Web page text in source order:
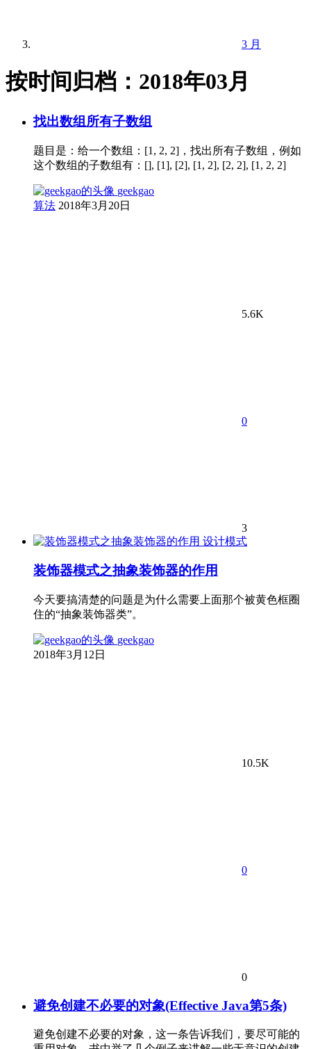
3 月
按时间归档：2018年03月
找出数组所有子数组
题目是：给一个数组：[1, 2, 2]，找出所有子数组，例如
这个数组的子数组有：[], [1], [2], [1, 2], [2, 2], [1, 2, 2]
geekgao
算法 2018年3月20日
5.6K
0
3
设计模式
装饰器模式之抽象装饰器的作用
今天要搞清楚的问题是为什么需要上面那个被黄色框圈
住的“抽象装饰器类”。
geekgao
2018年3月12日
10.5K
0
0
避免创建不必要的对象(Effective Java第5条)
避免创建不必要的对象，这一条告诉我们，要尽可能的